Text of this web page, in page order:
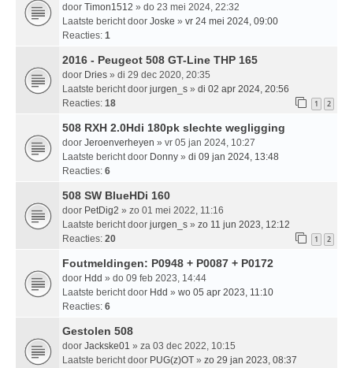
door Timon1512 » do 23 mei 2024, 22:32
Laatste bericht door Joske » vr 24 mei 2024, 09:00
Reacties: 1
2016 - Peugeot 508 GT-Line THP 165
door Dries » di 29 dec 2020, 20:35
Laatste bericht door jurgen_s » di 02 apr 2024, 20:56
Reacties: 18 1 2
508 RXH 2.0Hdi 180pk slechte wegligging
door Jeroenverheyen » vr 05 jan 2024, 10:27
Laatste bericht door Donny » di 09 jan 2024, 13:48
Reacties: 6
508 SW BlueHDi 160
door PetDig2 » zo 01 mei 2022, 11:16
Laatste bericht door jurgen_s » zo 11 jun 2023, 12:12
Reacties: 20 1 2
Foutmeldingen: P0948 + P0087 + P0172
door Hdd » do 09 feb 2023, 14:44
Laatste bericht door Hdd » wo 05 apr 2023, 11:10
Reacties: 6
Gestolen 508
door Jackske01 » za 03 dec 2022, 10:15
Laatste bericht door PUG(z)OT » zo 29 jan 2023, 08:37